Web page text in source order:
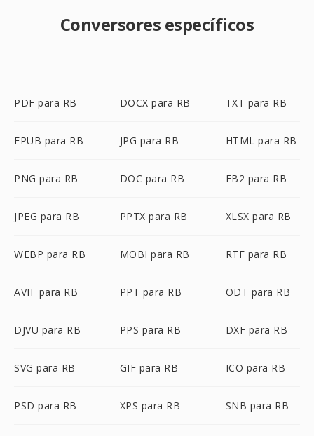
Conversores específicos
PDF para RB DOCX para RB TXT para RB
EPUB para RB JPG para RB HTML para RB
PNG para RB DOC para RB FB2 para RB
JPEG para RB PPTX para RB XLSX para RB
WEBP para RB MOBI para RB RTF para RB
AVIF para RB PPT para RB ODT para RB
DJVU para RB PPS para RB DXF para RB
SVG para RB GIF para RB ICO para RB
PSD para RB XPS para RB SNB para RB